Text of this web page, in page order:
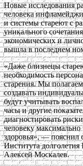
Новые исследования
человека
и системы стареют с
уникального
экономических и
вышла в последнем
«Даже близнецы
необходимость
старения. Мы
создавать
будут учитывать
часы и другие
диагностировать
человеку
здоровья», — пояснил
Института
Алексей Москалев.